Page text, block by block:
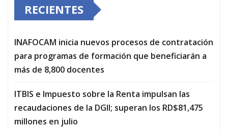
RECIENTES
INAFOCAM inicia nuevos procesos de contratación
para programas de formación que beneficiarán a
más de 8,800 docentes
ITBIS e Impuesto sobre la Renta impulsan las
recaudaciones de la DGII; superan los RD$81,475
millones en julio